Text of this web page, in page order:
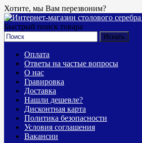
Хотите, мы Вам перезвоним?
Быстрый поиск товара
Оплата
Ответы на частые вопросы
О нас
Гравировка
Доставка
Нашли дешевле?
Дисконтная карта
Политика безопасности
Условия соглашения
Вакансии